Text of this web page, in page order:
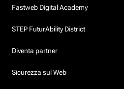
Fastweb Digital Academy
STEP FuturAbility District
Diventa partner
Sicurezza sul Web